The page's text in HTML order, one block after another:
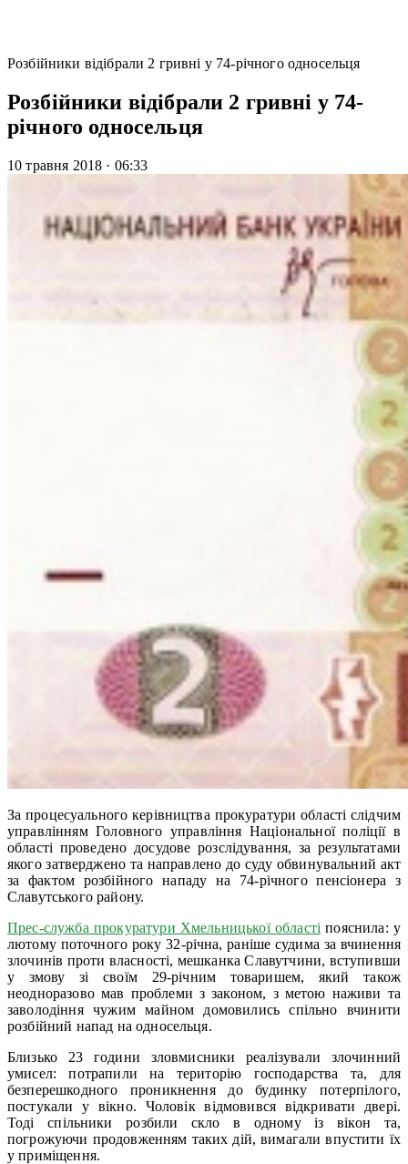
Розбійники відібрали 2 гривні у 74-річного односельця
Розбійники відібрали 2 гривні у 74-
річного односельця
10 травня 2018 · 06:33
За процесуального керівництва прокуратури області слідчим
управлінням Головного управління Національної поліції в
області проведено досудове розслідування, за результатами
якого затверджено та направлено до суду обвинувальний акт
за фактом розбійного нападу на 74-річного пенсіонера з
Славутського району.
Прес-служба прокуратури Хмельницької області пояснила: у
лютому поточного року 32-річна, раніше судима за вчинення
злочинів проти власності, мешканка Славутчини, вступивши
у змову зі своїм 29-річним товаришем, який також
неодноразово мав проблеми з законом, з метою наживи та
заволодіння чужим майном домовились спільно вчинити
розбійний напад на односельця.
Близько 23 години зловмисники реалізували злочинний
умисел: потрапили на територію господарства та, для
безперешкодного проникнення до будинку потерпілого,
постукали у вікно. Чоловік відмовився відкривати двері.
Тоді спільники розбили скло в одному із вікон та,
погрожуючи продовженням таких дій, вимагали впустити їх
у приміщення.